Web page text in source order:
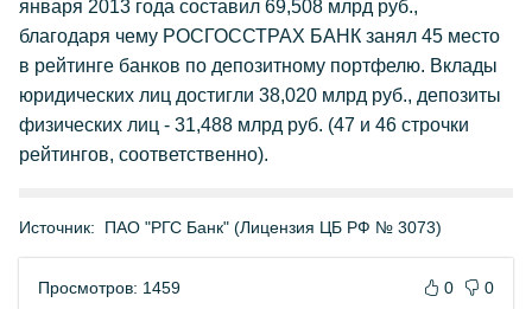
января 2013 года составил 69,508 млрд руб.,
благодаря чему РОСГОССТРАХ БАНК занял 45 место
в рейтинге банков по депозитному портфелю. Вклады
юридических лиц достигли 38,020 млрд руб., депозиты
физических лиц - 31,488 млрд руб. (47 и 46 строчки
рейтингов, соответственно).
Источник: ПАО "РГС Банк" (Лицензия ЦБ РФ № 3073)
Просмотров: 1459 0 0